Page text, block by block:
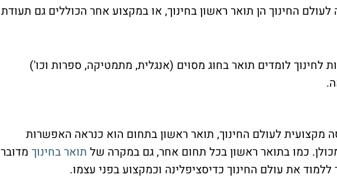
החינוך הן תואר ראשון בחינוך, או במקצוע אחר הכוללים גם תעודת
לחינוך לומדים תואר בחוג מסוים (אנגלית, מתמטיקה, ספרות וכו')
מקצועית לעולם החינוך, תואר ראשון בתחום הוא כנראה האפשרות
כמו בתואר ראשון בכל תחום אחר, גם במקרה של תואר בחינוך מדובר
את עולם החינוך כדיסציפלינה וכמקצוע בפני עצמו.